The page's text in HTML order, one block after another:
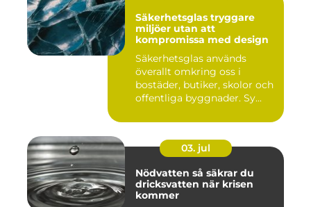
Säkerhetsglas tryggare
miljöer utan att
kompromissa med design
Säkerhetsglas används
överallt omkring oss i
bostäder, butiker, skolor och
offentliga byggnader. Sy...
03. jul
Nödvatten så säkrar du
dricksvatten när krisen
kommer